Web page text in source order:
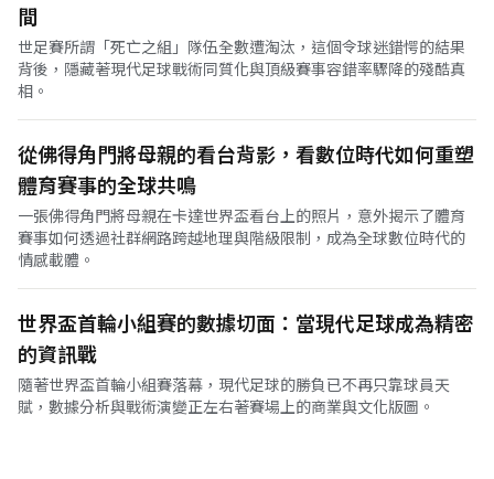
間
世足賽所謂「死亡之組」隊伍全數遭淘汰，這個令球迷錯愕的結果
背後，隱藏著現代足球戰術同質化與頂級賽事容錯率驟降的殘酷真
相。
從佛得角門將母親的看台背影，看數位時代如何重塑
體育賽事的全球共鳴
一張佛得角門將母親在卡達世界盃看台上的照片，意外揭示了體育
賽事如何透過社群網路跨越地理與階級限制，成為全球數位時代的
情感載體。
世界盃首輪小組賽的數據切面：當現代足球成為精密
的資訊戰
隨著世界盃首輪小組賽落幕，現代足球的勝負已不再只靠球員天
賦，數據分析與戰術演變正左右著賽場上的商業與文化版圖。